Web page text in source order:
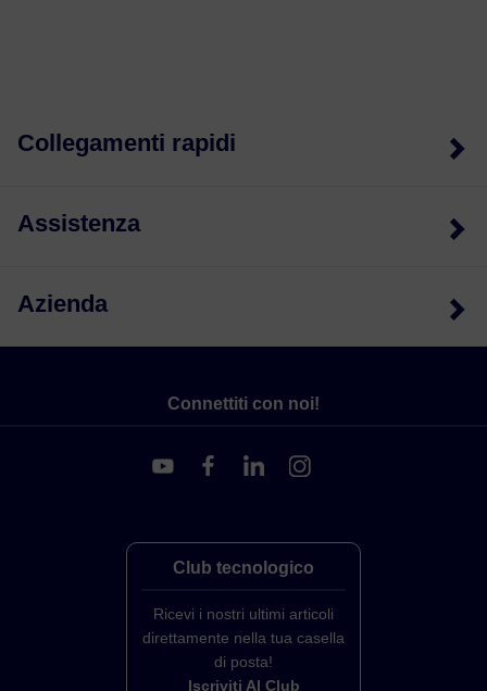
Collegamenti rapidi
Assistenza
Azienda
Connettiti con noi!
Club tecnologico
Ricevi i nostri ultimi articoli
direttamente nella tua casella
di posta!
Iscriviti Al Club